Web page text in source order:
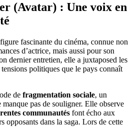
(Avatar) : Une voix en
fascinante du cinéma, connue non
d’actrice, mais aussi pour son
dernier entretien, elle a juxtaposed les
tensions politiques que le pays connaît
de fragmentation sociale, un
pas de souligner. Elle observe
communautés font écho aux
opposants dans la saga. Lors de cette